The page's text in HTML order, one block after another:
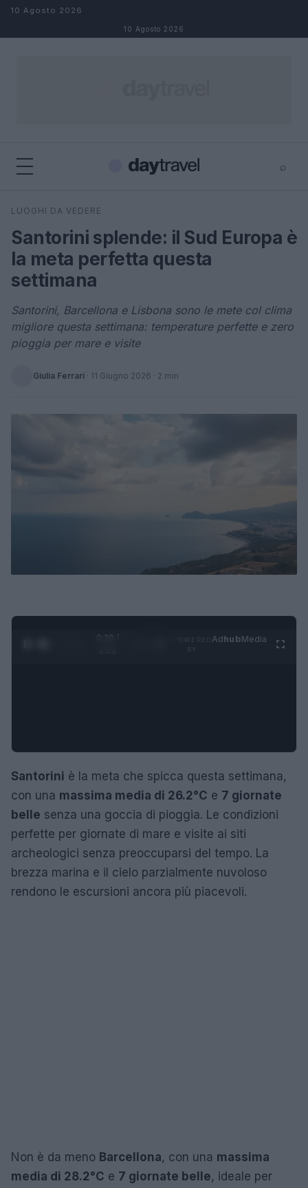
Salta al contenuto
10 Agosto 2026
10 Agosto 2026
⌕
Cerca
LUOGHI DA VEDERE
Santorini splende: il Sud Europa è
la meta perfetta questa
settimana
Santorini, Barcellona e Lisbona sono le mete col clima
migliore questa settimana: temperature perfette e zero
pioggia per mare e visite
Giulia Ferrari · 11 Giugno 2026 · 2 min
0:29 /
AdhubMedia
Santorini è la meta che spicca questa settimana,
con una massima media di 26.2°C e 7 giornate
belle senza una goccia di pioggia. Le condizioni
perfette per giornate di mare e visite ai siti
archeologici senza preoccuparsi del tempo. La
brezza marina e il cielo parzialmente nuvoloso
rendono le escursioni ancora più piacevoli.
Non è da meno Barcellona, con una massima
media di 28.2°C e 7 giornate belle, ideale per